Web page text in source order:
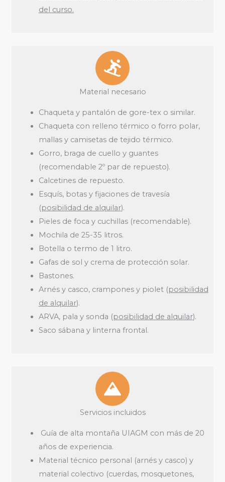
del curso.
Material necesario
Chaqueta y pantalón de gore-tex o similar.
Chaqueta con relleno térmico o forro polar,
mallas y camisetas de tejido térmico.
Gorro, braga de cuello y guantes
(recomendable 2º par de repuesto).
Calcetines de repuesto.
Esquís, botas y fijaciones de travesía
(posibilidad de alquilar).
Pieles de foca y cuchillas (recomendable).
Mochila de 25-35 litros.
Botella o termo de 1 litro.
Gafas de sol y crema de protección solar.
Bastones.
Arnés y casco, crampones y piolet (posibilidad
de alquilar).
ARVA, pala y sonda (posibilidad de alquilar).
Saco sábana y linterna frontal.
Servicios incluidos
Guía de alta montaña UIAGM con más de 20
años de experiencia.
Material técnico personal (arnés y casco) y
material colectivo (cuerdas, mosquetones,